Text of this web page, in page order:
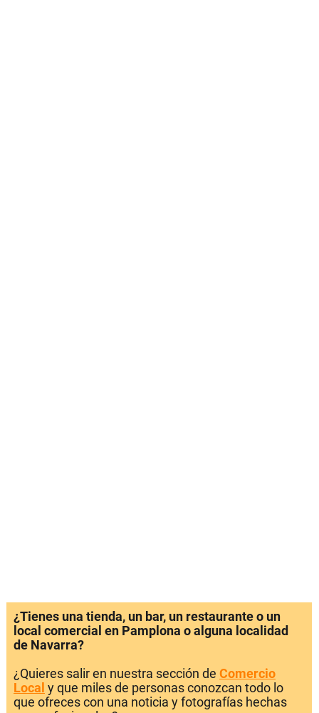
¿Tienes una tienda, un bar, un restaurante o un
local comercial en Pamplona o alguna localidad
de Navarra?
¿Quieres salir en nuestra sección de Comercio
Local y que miles de personas conozcan todo lo
que ofreces con una noticia y fotografías hechas